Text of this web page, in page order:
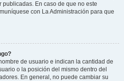
En caso de que no este
con La Administración para que
de usuario e indican la cantidad de
o la posición del mismo dentro del
En general, no puede cambiar su